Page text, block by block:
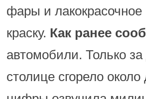
фары и лакокрасочное
краску. Как ранее
автомобили. Только
столице сгорело